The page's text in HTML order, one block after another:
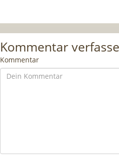
Kommentar
Kommentar